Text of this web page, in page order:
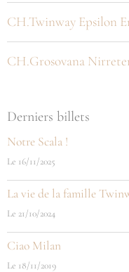
CH.Twinway Epsilon
CH.Grosovana
Derniers billets
Notre Scala !
Le 16/11/2025
La vie de la famille
Le 21/10/2024
Ciao Milan
Le 18/11/2019